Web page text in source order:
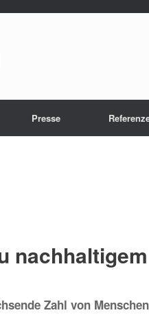
Presse
Zahl von